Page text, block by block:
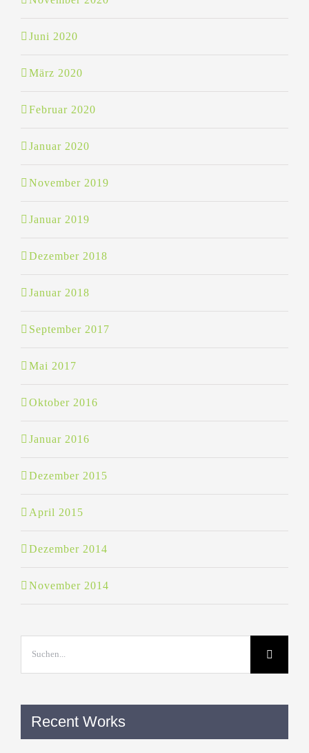
Juni 2020
März 2020
Februar 2020
Januar 2020
November 2019
Januar 2019
Dezember 2018
Januar 2018
September 2017
Mai 2017
Oktober 2016
Januar 2016
Dezember 2015
April 2015
Dezember 2014
November 2014
Recent Works